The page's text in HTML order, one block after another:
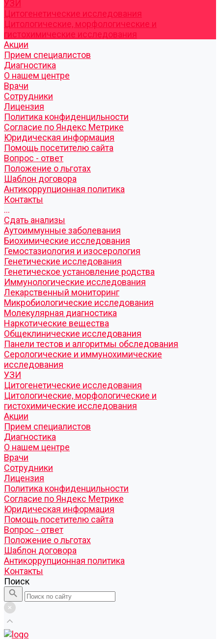
УЗИ
Цитогенетические исследования
Цитологические, морфологические и
гистохимические исследования
Акции
Прием специалистов
Диагностика
О нашем центре
Врачи
Сотрудники
Лицензия
Политика конфиденцильности
Согласие по Яндекс Метрике
Юридическая информация
Помощь посетителю сайта
Вопрос - ответ
Положение о льготах
Шаблон договора
Антикоррупционная политика
Контакты
...
Cдать анализы
Аутоиммунные заболевания
Биохимические исследования
Гемостазиология и изосерология
Генетические исследования
Генетическое установление родства
Иммунологические исследования
Лекарственный мониторинг
Микробиологические исследования
Молекулярная диагностика
Наркотические вещества
Общеклинические исследования
Панели тестов и алгоритмы обследования
Серологические и иммунохимические
исследования
УЗИ
Цитогенетические исследования
Цитологические, морфологические и
гистохимические исследования
Акции
Прием специалистов
Диагностика
О нашем центре
Врачи
Сотрудники
Лицензия
Политика конфиденцильности
Согласие по Яндекс Метрике
Юридическая информация
Помощь посетителю сайта
Вопрос - ответ
Положение о льготах
Шаблон договора
Антикоррупционная политика
Контакты
Поиск